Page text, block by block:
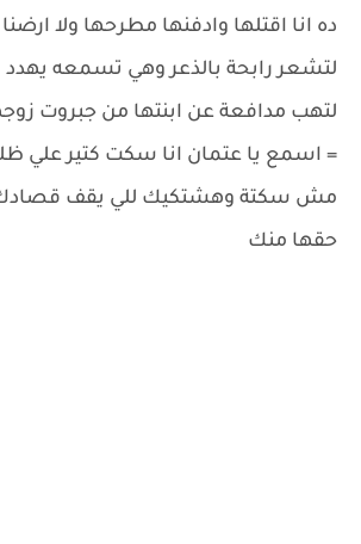
ده انا اقتلها وادفنها مطرحها ولا
لتشعر رابحة بالذعر وهي تسمعه يهدد
لتهب مدافعة عن ابنتها من جبروت
= اسمع يا عتمان انا سكت كتير علي
مش سكتة وهشتكيك للي يقف قصادك
حقها منك